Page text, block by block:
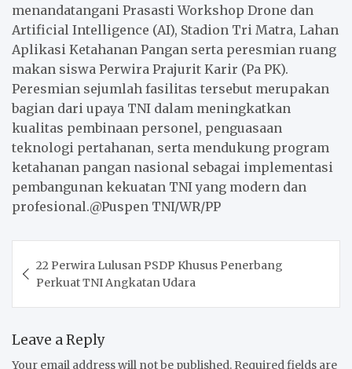
menandatangani Prasasti Workshop Drone dan
Artificial Intelligence (AI), Stadion Tri Matra, Lahan
Aplikasi Ketahanan Pangan serta peresmian ruang
makan siswa Perwira Prajurit Karir (Pa PK).
Peresmian sejumlah fasilitas tersebut merupakan
bagian dari upaya TNI dalam meningkatkan
kualitas pembinaan personel, penguasaan
teknologi pertahanan, serta mendukung program
ketahanan pangan nasional sebagai implementasi
pembangunan kekuatan TNI yang modern dan
profesional.@Puspen TNI/WR/PP
navigation
22 Perwira Lulusan PSDP Khusus Penerbang
Perkuat TNI Angkatan Udara
Leave a Reply
Your email address will not be published. Required fields are